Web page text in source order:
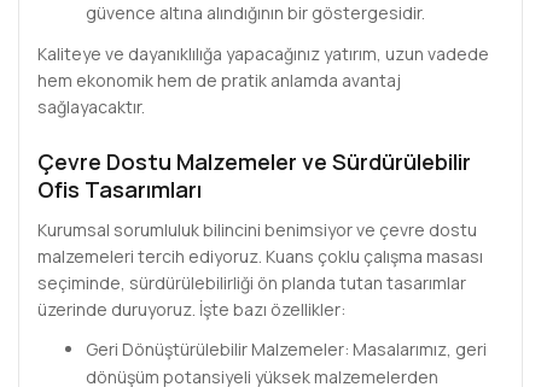
güvence altına alındığının bir göstergesidir.
Kaliteye ve dayanıklılığa yapacağınız yatırım, uzun vadede
hem ekonomik hem de pratik anlamda avantaj
sağlayacaktır.
Çevre Dostu Malzemeler ve Sürdürülebilir
Ofis Tasarımları
Kurumsal sorumluluk bilincini benimsiyor ve çevre dostu
malzemeleri tercih ediyoruz. Kuans çoklu çalışma masası
seçiminde, sürdürülebilirliği ön planda tutan tasarımlar
üzerinde duruyoruz. İşte bazı özellikler:
Geri Dönüştürülebilir Malzemeler: Masalarımız, geri
dönüşüm potansiyeli yüksek malzemelerden